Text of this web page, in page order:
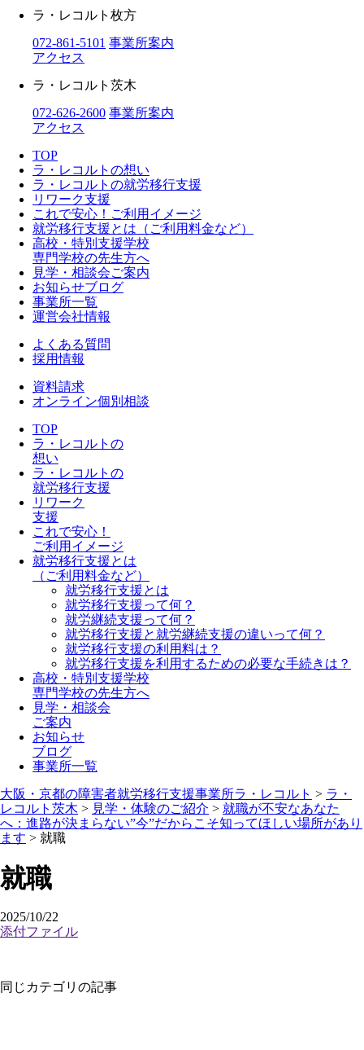
ラ・レコルト枚方
072-861-5101 事業所案内
アクセス
ラ・レコルト茨木
072-626-2600 事業所案内
アクセス
TOP
ラ・レコルトの想い
ラ・レコルトの就労移行支援
リワーク支援
これで安心！ご利用イメージ
就労移行支援とは（ご利用料金など）
高校・特別支援学校
専門学校の先生方へ
見学・相談会ご案内
お知らせブログ
事業所一覧
運営会社情報
よくある質問
採用情報
資料請求
オンライン個別相談
TOP
ラ・レコルトの
想い
ラ・レコルトの
就労移行支援
リワーク
支援
これで安心！
ご利用イメージ
就労移行支援とは
（ご利用料金など）
就労移行支援とは
就労移行支援って何？
就労継続支援って何？
就労移行支援と就労継続支援の違いって何？
就労移行支援の利用料は？
就労移行支援を利用するための必要な手続きは？
高校・特別支援学校
専門学校の先生方へ
見学・相談会
ご案内
お知らせ
ブログ
事業所一覧
大阪・京都の障害者就労移行支援事業所ラ・レコルト > ラ・
レコルト茨木 > 見学・体験のご紹介 > 就職が不安なあなた
へ：進路が決まらない”今”だからこそ知ってほしい場所があり
ます > 就職
就職
2025/10/22
添付ファイル
同じカテゴリの記事